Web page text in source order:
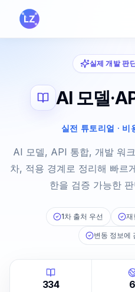
본문으로 건너뛰기
실제 개발 판
AI 모델
실전 튜토리얼 · 비
AI 모델, API 통합, 개발 워
차, 적용 경계로 정리해 빠르
한을 검증 가능한
1차 출처 우선 재
변동 정보에
334 6